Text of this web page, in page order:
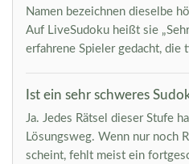
Namen bezeichnen dieselbe
Auf LiveSudoku heißt sie
erfahrene Spieler gedacht, die
Ist ein sehr schweres
Ja. Jedes Rätsel dieser Stufe
Lösungsweg. Wenn nur noch
scheint, fehlt meist ein